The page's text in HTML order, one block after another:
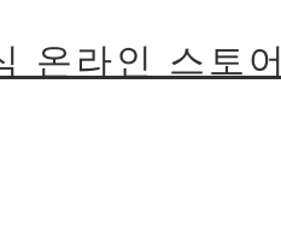
온라인 스토어